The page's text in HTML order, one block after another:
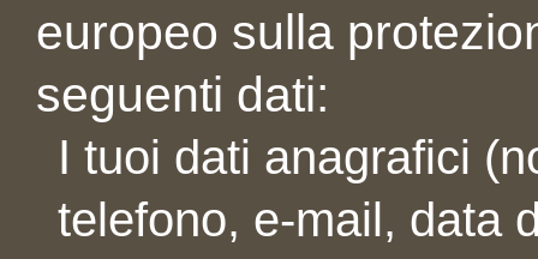
europeo sulla
seguenti dati:
I tuoi dati anagrafici
telefono, e-mail, data